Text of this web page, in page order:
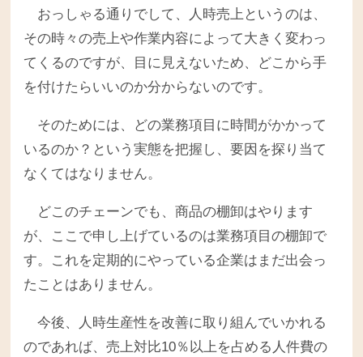
おっしゃる通りでして、人時売上というのは、
その時々の売上や作業内容によって大きく変わっ
てくるのですが、目に見えないため、どこから手
を付けたらいいのか分からないのです。
そのためには、どの業務項目に時間がかかって
いるのか？という実態を把握し、要因を探り当て
なくてはなりません。
どこのチェーンでも、商品の棚卸はやります
が、ここで申し上げているのは業務項目の棚卸で
す。これを定期的にやっている企業はまだ出会っ
たことはありません。
今後、人時生産性を改善に取り組んでいかれる
のであれば、売上対比10％以上を占める人件費の